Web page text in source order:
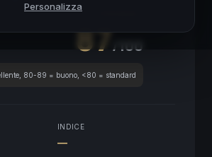
GLOBALE
87/100
80-89 = buono, <80 = standard
INDICE
—
Personalizza